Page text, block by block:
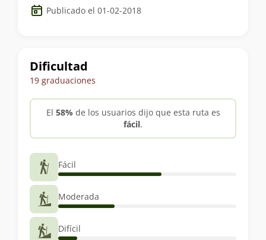
del Publicado el 01-02-2018
Dificultad
19 graduaciones
El 58% de los usuarios dijo que esta ruta es
fácil.
Fácil
Moderada
Difícil